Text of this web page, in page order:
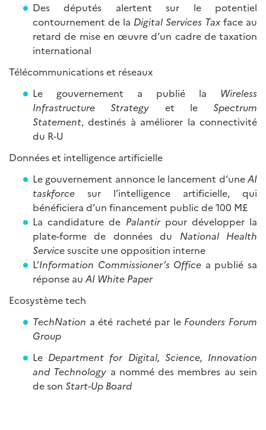
Des députés alertent sur le potentiel
contournement de la Digital Services Tax face au
retard de mise en œuvre d’un cadre de taxation
international
Télécommunications et réseaux
Le gouvernement a publié la Wireless
Infrastructure Strategy et le Spectrum
Statement, destinés à améliorer la connectivité
du R-U
Données et intelligence artificielle
Le gouvernement annonce le lancement d’uneAI
taskforce sur l’intelligence artificielle, qui
bénéficiera d’un financement public de 100 M£
La candidature de Palantirpour développer la
plate-forme de données du National Health
Servicesuscite une opposition interne
L’Information Commissioner’s Office a publié sa
réponse au AI White Paper
Ecosystème tech
TechNation a été racheté par le Founders Forum
Group
Le Department for Digital, Science, Innovation
and Technology a nommé des membres au sein
de son Start-Up Board